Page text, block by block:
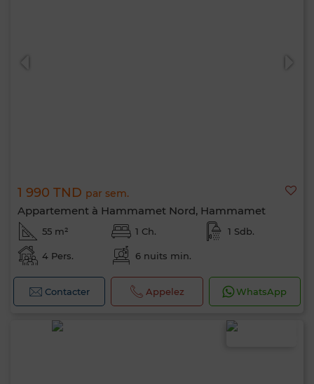
1 990 TND par sem.
Appartement à Hammamet Nord, Hammamet
55 m² 1 Ch. 1 Sdb.
4 Pers. 6 nuits min.
Contacter Appelez WhatsApp